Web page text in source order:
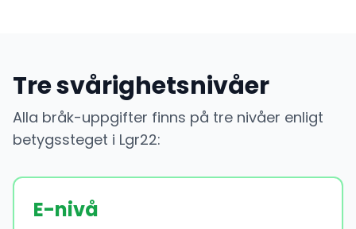
Tre svårighetsnivåer
Alla bråk-uppgifter finns på tre nivåer enligt
betygssteget i Lgr22:
E-nivå